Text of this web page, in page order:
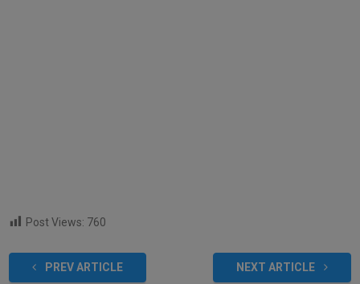
Post Views: 760
PREV ARTICLE NEXT ARTICLE